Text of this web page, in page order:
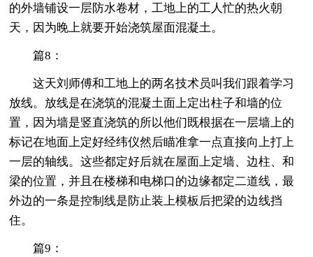
的外墙铺设一层防水卷材，工地上的工人忙的热火朝
天，因为晚上就要开始浇筑屋面混凝土。
篇8：
这天刘师傅和工地上的两名技术员叫我们跟着学习
放线。放线是在浇筑的混凝土面上定出柱子和墙的位
置，因为墙是竖直浇筑的所以他们既根据在一层墙上的
标记在地面上定好经纬仪然后瞄准拿一点直接向上打上
一层的轴线。这些都定好后就在屋面上定墙、边柱、和
梁的位置，并且在楼梯和电梯口的边缘都定二道线，最
外边的一条是控制线是防止装上模板后把梁的边线挡
住。
篇9：